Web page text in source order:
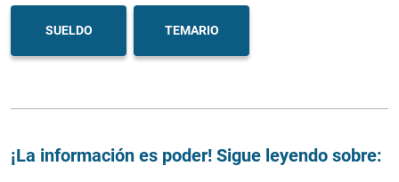
SUELDO TEMARIO
¡La información es poder! Sigue leyendo sobre: